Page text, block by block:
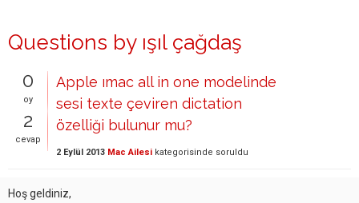
Questions by ışıl çağdaş
0
oy
2
cevap
Apple ımac all in one modelinde
sesi texte çeviren dictation
özelliği bulunur mu?
2 Eylül 2013 Mac Ailesi kategorisinde soruldu
Hoş geldiniz,